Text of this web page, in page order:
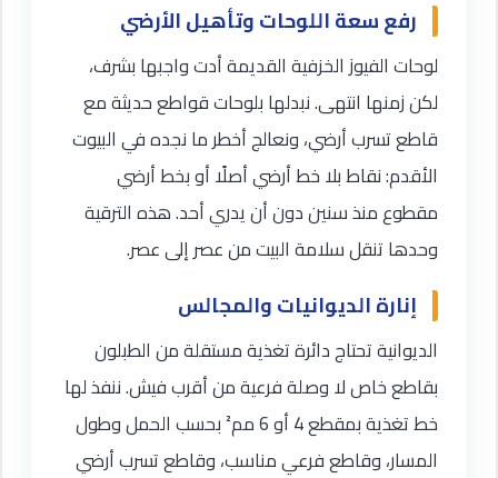
رفع سعة اللوحات وتأهيل الأرضي
لوحات الفيوز الخزفية القديمة أدت واجبها بشرف،
لكن زمنها انتهى. نبدلها بلوحات قواطع حديثة مع
قاطع تسرب أرضي، ونعالج أخطر ما نجده في البيوت
الأقدم: نقاط بلا خط أرضي أصلًا أو بخط أرضي
مقطوع منذ سنين دون أن يدري أحد. هذه الترقية
وحدها تنقل سلامة البيت من عصر إلى عصر.
إنارة الديوانيات والمجالس
الديوانية تحتاج دائرة تغذية مستقلة من الطبلون
بقاطع خاص لا وصلة فرعية من أقرب فيش. ننفذ لها
خط تغذية بمقطع 4 أو 6 مم² بحسب الحمل وطول
المسار، وقاطع فرعي مناسب، وقاطع تسرب أرضي